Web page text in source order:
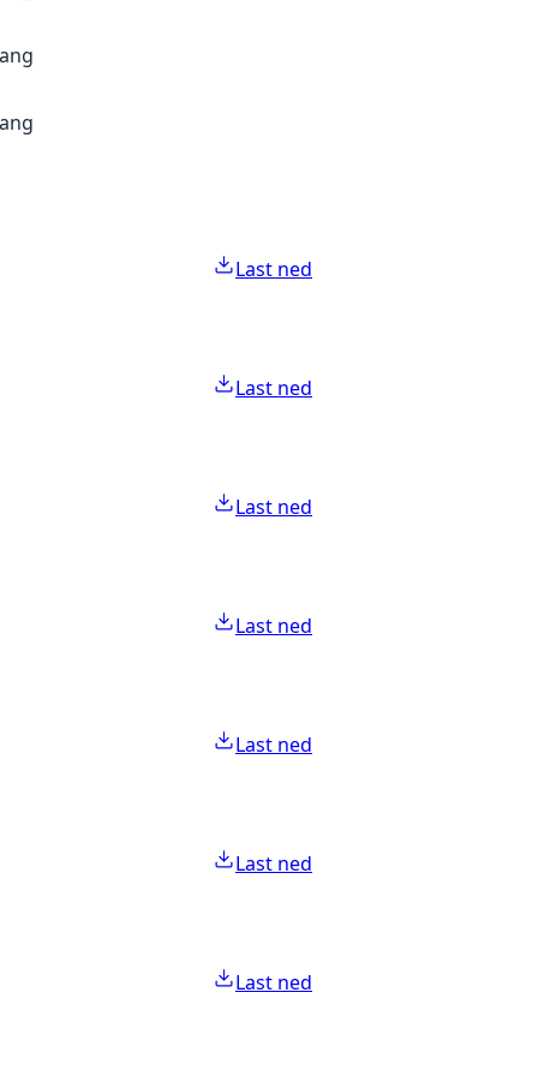
Last ned
Last ned
Last ned
Last ned
Last ned
Last ned
Last ned